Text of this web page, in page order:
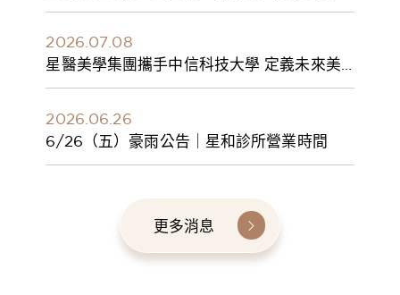
入劑」台灣獨家總代理
2026.07.08
星醫美學集團攜手中信科技大學 定義未來美
學人才新標準 建構健康美學產學共育模式 串
2026.06.26
6/26（五）豪雨公告｜星和診所營業時間
更多消息